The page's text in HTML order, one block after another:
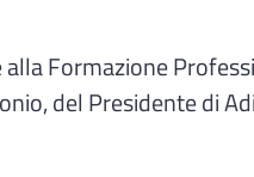
alla Formazione
del Presidente di